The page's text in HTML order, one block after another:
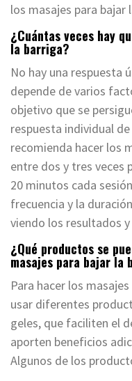
los masajes para bajar
¿Cuántas veces hay
la barriga?
No hay una respuesta
depende de varios
objetivo que se
respuesta individual
recomienda hacer los
entre dos y tres veces
20 minutos cada
frecuencia y la
viendo los resultados y
¿Qué productos se
masajes para bajar la
Para hacer los
usar diferentes
geles, que faciliten el
aporten beneficios
Algunos de los